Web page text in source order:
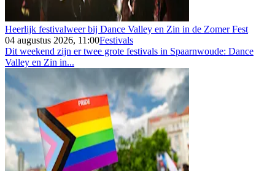
Heerlijk festivalweer bij Dance Valley en Zin in de Zomer Fest
04 augustus 2026, 11:00Festivals
Dit weekend zijn er twee grote festivals in Spaarnwoude: Dance
Valley en Zin in...